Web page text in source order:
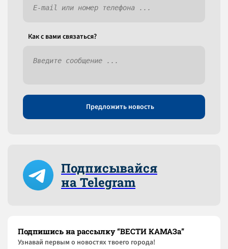
Как c вами связаться?
Предложить новость
Подписывайся
на Telegram
Подпишись на рассылку “ВЕСТИ КАМАЗа”
Узнaвай первым о новостях твоего города!